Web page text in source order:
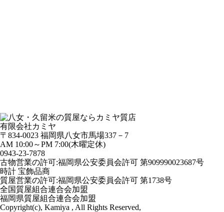
有限会社カミヤ
〒834-0023 福岡県八女市馬場337－7
AM 10:00～PM 7:00(木曜定休)
0943-23-7878
古物営業の許可:福岡県公安委員会許可 第909990023687号
時計 宝飾品商
質屋営業の許可:福岡県公安委員会許可 第1738号
全国質屋組合連合会加盟
福岡県質屋組合連合会加盟
Copyright(c), Kamiya , All Rights Reserved,